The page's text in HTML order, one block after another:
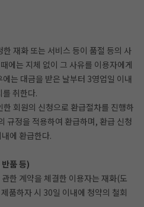
재화 또는 서비스 등이 품절 등의 사
에는 지체 없이 그 사유를 이용자에게
는 대금을 받은 날부터 3영업일 이내
취한다.
회원의 신청으로 환급절차를 진행하
규정을 적용하여 환급하며, 환급 신청
에 환급한다.
품 등)
한 계약을 체결한 이용자는 재화(도
품하자 시 30일 이내에 청약의 철회